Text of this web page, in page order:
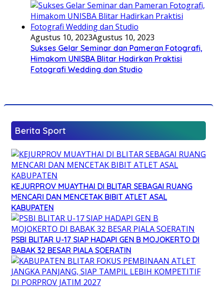
Agustus 10, 2023Agustus 10, 2023
Sukses Gelar Seminar dan Pameran Fotografi,
Himakom UNISBA Blitar Hadirkan Praktisi
Fotografi Wedding dan Studio
Berita Sport
KEJURPROV MUAYTHAI DI BLITAR SEBAGAI RUANG
MENCARI DAN MENCETAK BIBIT ATLET ASAL
KABUPATEN
PSBI BLITAR U-17 SIAP HADAPI GEN B MOJOKERTO DI
BABAK 32 BESAR PIALA SOERATIN